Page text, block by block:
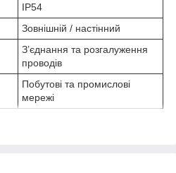
IP54
Зовнішній / настінний
З’єднання та розгалуження
проводів
Побутові та промислові
мережі